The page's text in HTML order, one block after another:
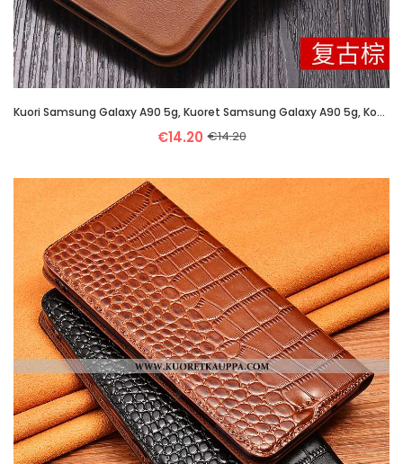
Kuori Samsung Galaxy A90 5g, Kuoret Samsung Galaxy A90 5g, Kotelo Samsung Galaxy A90 5g Pehmeä Neste
€14.20 €14.20